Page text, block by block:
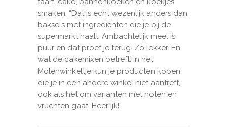
smaken. “Dat is echt wezenlijk anders dan
baksels met ingrediënten die je bij de
supermarkt haalt. Ambachtelijk meel is
puur en dat proef je terug. Zo lekker. En
wat de cakemixen betreft: in het
Molenwinkeltje kun je producten kopen
die je in een andere winkel niet aantreft,
ook als het om varianten met noten en
vruchten gaat. Heerlijk!”